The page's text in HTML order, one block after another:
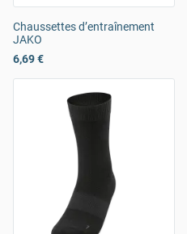
Chaussettes d’entraînement
JAKO
6,69 €